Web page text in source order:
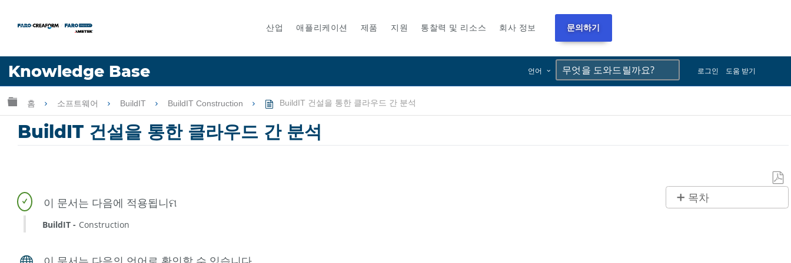
산업 애플리케이션 제품 지원 통찰력 및 리소스 회사 정보 문의하기
Knowledge Base 언어 로그인 도움 받기
언어
글로벌 계층 확장/축소
홈 소프트웨어 BuildIT BuildIT Construction BuildIT 건설을 통한 클라우드 간 분석
BuildIT 건설을 통한 클라우드 간 분석
로
목차
BuildIT Construction